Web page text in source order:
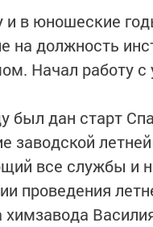
и в юношеские
на должность
Начал работу
был дан старт
заводской
все службы и
проведения
химзавода